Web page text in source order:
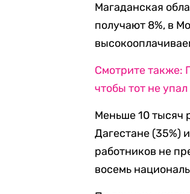
Магаданская
получают 8%, в
Смотрите также:
чтобы тот не
Меньше 10 тысяч
Дагестане (35%)
работников не
восемь